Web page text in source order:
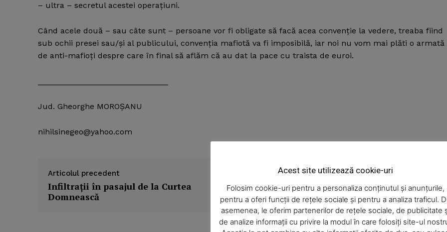
Company
About
Contact us
– ultra – secretul acestei operaţiuni.
Când acele două – sau câte sunt – persoane vor fi obligate să facă acea convenţie la vedere, treaba fiind
sub ochii presei sau/şi al publicului, convenţia mafiotă va fi imposibilă, iar noi nu vom mai plăti o armată
de anti-mafioţi despre care în final să aflăm că au dat la pace cu traista de euroi.
Jud. Gheorghe MOROŞANU
nihilsinegeo@yahoo.com
Articolul precedent
Infiltraţii în pasajul de la Curtea
Domnească
Articolul următor
Măiestrie răsplătită cu diplomă de
excelenţă
Acest site utilizează cookie-uri
Folosim cookie-uri pentru a personaliza conținutul și anunțurile,
pentru a oferi funcții de rețele sociale și pentru a analiza traficul.
asemenea, le oferim partenerilor de rețele sociale, de publicitate
de analize informații cu privire la modul în care folosiți site-ul